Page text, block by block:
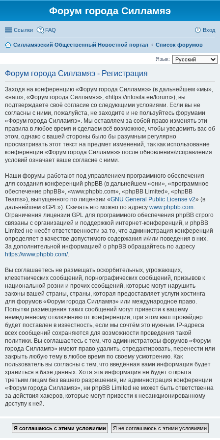
Форум города Силламяэ
Ссылки FAQ Вход
Силламяэский Общественный Новостной портал Список форумов
Язык:
Форум города Силламяэ - Регистрация
Заходя на конференцию «Форум города Силламяэ» (в дальнейшем «мы»,
«наш», «Форум города Силламяэ», «https://infosila.ee/forum»), вы
подтверждаете своё согласие со следующими условиями. Если вы не
согласны с ними, пожалуйста, не заходите и не пользуйтесь форумами
«Форум города Силламяэ». Мы оставляем за собой право изменять эти
правила в любое время и сделаем всё возможное, чтобы уведомить вас об
этом, однако с вашей стороны было бы разумным регулярно
просматривать этот текст на предмет изменений, так как использование
конференции «Форум города Силламяэ» после обновления/исправления
условий означает ваше согласие с ними.
Наши форумы работают под управлением программного обеспечения
для создания конференций phpBB (в дальнейшем «они», «программное
обеспечение phpBB», «www.phpbb.com», «phpBB Limited», «phpBB
Teams»), выпущенного по лицензии «GNU General Public License v2» (в
дальнейшем «GPL»). Скачать его можно по адресу www.phpbb.com.
Ограничения лицензии GPL для программного обеспечения phpBB строго
связаны с организацией и поддержкой интернет-конференций, и phpBB
Limited не несёт ответственности за то, что администрация конференций
определяет в качестве допустимого содержания и/или поведения в них.
За дополнительной информацией о phpBB обращайтесь по адресу
https://www.phpbb.com/.
Вы соглашаетесь не размещать оскорбительных, угрожающих,
клеветнических сообщений, порнографических сообщений, призывов к
национальной розни и прочих сообщений, которые могут нарушить
законы вашей страны, страны, которая предоставляет услуги хостинга
для форумов «Форум города Силламяэ» или международное право.
Попытки размещения таких сообщений могут привести к вашему
немедленному отключению от конференции, при этом ваш провайдер
будет поставлен в известность, если мы сочтём это нужным. IP-адреса
всех сообщений сохраняются для возможности проведения такой
политики. Вы соглашаетесь с тем, что администраторы форумов «Форум
города Силламяэ» имеют право удалить, отредактировать, перенести или
закрыть любую тему в любое время по своему усмотрению. Как
пользователь вы согласны с тем, что введённая вами информация будет
храниться в базе данных. Хотя эта информация не будет открыта
третьим лицам без вашего разрешения, ни администрация конференции
«Форум города Силламяэ», ни phpBB Limited не может быть ответственна
за действия хакеров, которые могут привести к несанкционированному
доступу к ней.